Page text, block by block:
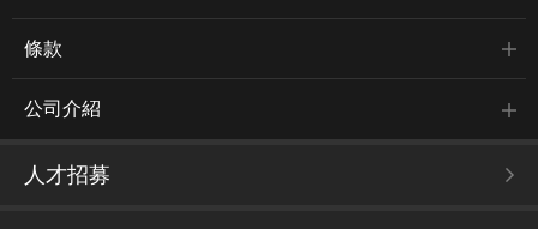
條款
公司介紹
人才招募